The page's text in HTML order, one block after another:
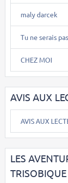
maly darcek
Tu ne serais
CHEZ MOI
AVIS AUX
AVIS AUX
LES
TRISOBIQUE